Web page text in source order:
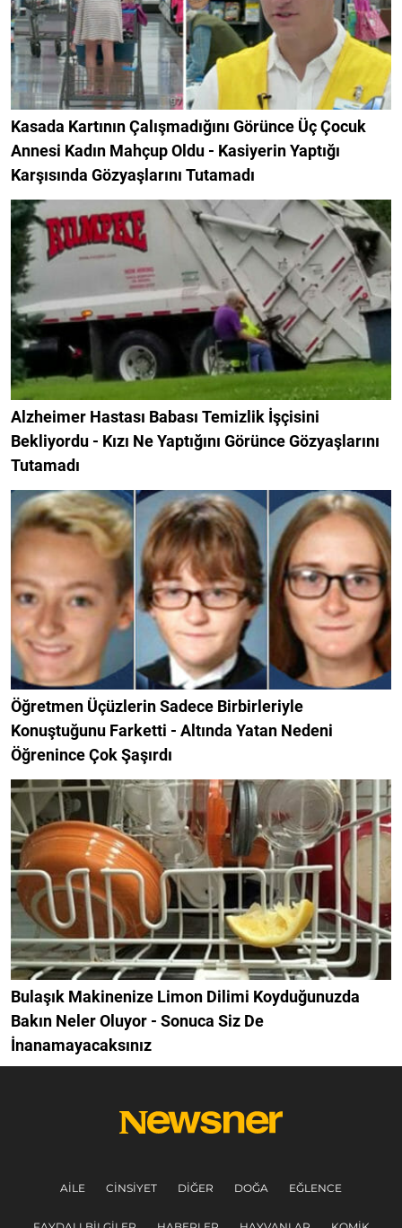
Kasada Kartının Çalışmadığını Görünce Üç Çocuk
Annesi Kadın Mahçup Oldu - Kasiyerin Yaptığı
Karşısında Gözyaşlarını Tutamadı
Alzheimer Hastası Babası Temizlik İşçisini
Bekliyordu - Kızı Ne Yaptığını Görünce Gözyaşlarını
Tutamadı
Öğretmen Üçüzlerin Sadece Birbirleriyle
Konuştuğunu Farketti - Altında Yatan Nedeni
Öğrenince Çok Şaşırdı
Bulaşık Makinenize Limon Dilimi Koyduğunuzda
Bakın Neler Oluyor - Sonuca Siz De
İnanamayacaksınız
AILE CINSIYET DIĞER DOĞA EĞLENCE